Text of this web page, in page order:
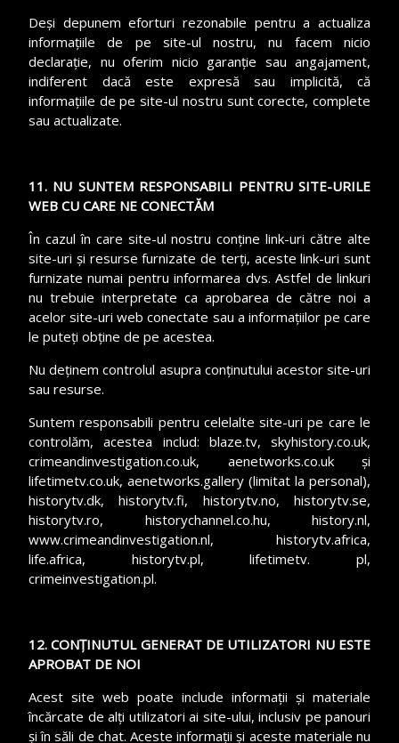
Deși depunem eforturi rezonabile pentru a actualiza
informațiile de pe site-ul nostru, nu facem nicio
declarație, nu oferim nicio garanție sau angajament,
indiferent dacă este expresă sau implicită, că
informațiile de pe site-ul nostru sunt corecte, complete
sau actualizate.
11. NU SUNTEM RESPONSABILI PENTRU SITE-URILE
WEB CU CARE NE CONECTĂM
În cazul în care site-ul nostru conține link-uri către alte
site-uri și resurse furnizate de terți, aceste link-uri sunt
furnizate numai pentru informarea dvs. Astfel de linkuri
nu trebuie interpretate ca aprobarea de către noi a
acelor site-uri web conectate sau a informațiilor pe care
le puteți obține de pe acestea.
Nu deținem controlul asupra conținutului acestor site-uri
sau resurse.
Suntem responsabili pentru celelalte site-uri pe care le
controlăm, acestea includ: blaze.tv, skyhistory.co.uk,
crimeandinvestigation.co.uk, aenetworks.co.uk și
lifetimetv.co.uk, aenetworks.gallery (limitat la personal),
historytv.dk, historytv.fi, historytv.no, historytv.se,
historytv.ro, historychannel.co.hu, history.nl,
www.crimeandinvestigation.nl, historytv.africa,
life.africa, historytv.pl, lifetimetv. pl,
crimeinvestigation.pl.
12. CONȚINUTUL GENERAT DE UTILIZATORI NU ESTE
APROBAT DE NOI
Acest site web poate include informații și materiale
încărcate de alți utilizatori ai site-ului, inclusiv pe panouri
și în săli de chat. Aceste informații și aceste materiale nu